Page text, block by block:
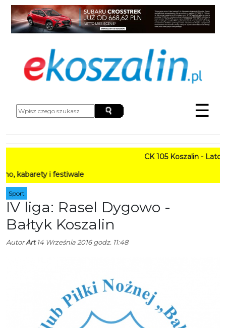
☰
CK 105 Koszalin - Lato w
i festiwale
Sport
IV liga: Rasel Dygowo -
Bałtyk Koszalin
AutorArt14 Września 2016 godz. 11:48